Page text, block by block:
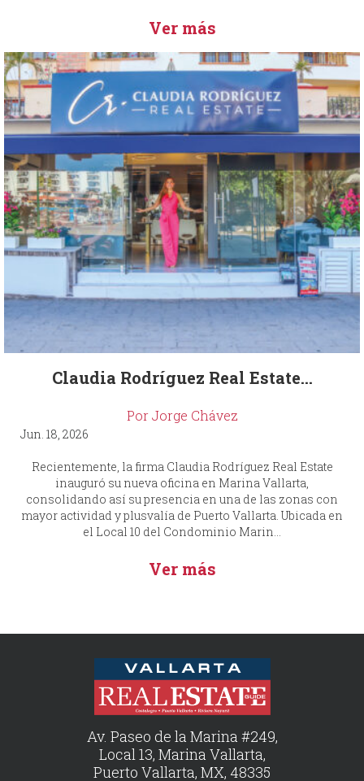
Ver más
Claudia Rodríguez Real Estate...
Por Jorge Chávez
Jun. 18, 2026
Recientemente, la firma Claudia Rodríguez Real Estate
inauguró su nueva oficina en Marina Vallarta,
consolidando así su presencia en una de las zonas con
mayor actividad y plusvalía de Puerto Vallarta. Ubicada en
el Local 10 del Condominio Marin...
Ver más
Av. Paseo de la Marina #249,
Local 13, Marina Vallarta,
Puerto Vallarta, MX, 48335